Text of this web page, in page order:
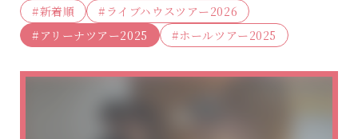
#新着順
#ライブハウスツアー2026
#アリーナツアー2025
#ホールツアー2025